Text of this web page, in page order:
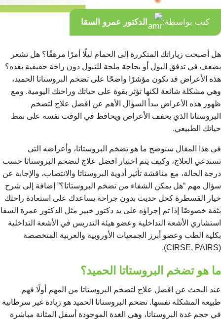
كتب بواسطة: الدكتور عمرو السقا
هل أصبحت زياراتك المتكررة إلى الحمام ليلًا أمرًا مرهقًا؟ هل تشعر
بضعف في تدفق البول أو بحاجة ملحة للتبول دون راحة حقيقية بعده؟
هذه الأعراض قد تكون مؤشرًا واضحًا على تضخم البروستاتا الحميد،
وهي مشكلة شائعة لكنها تؤثر بقوة على حياتك وراحتك اليومية. ومع
ظهور هذه الأعراض يبدأ السؤال الأهم عن افضل علاج لتضخم
البروستاتا الذي يخفف الأعراض ويحافظ في الوقت نفسه على نمط
حياتك الطبيعي.
في هذا المقال سنوضح ما هو تضخم البروستاتا، وأعراضه التي
تستدعي العلاج، وكيف يتم اختيار افضل علاج لتضخم البروستاتا حسب
درجة الحالة، مع مناقشة تأثير أدوية البروستاتا والانتصاب، والإجابة عن
سؤال مهم “هل يمكن الشفاء من تضخم البروستاتا؟” إضافة إلى شرح
خيار القسطرة كحل حديث بدون جراحة يساعدك على استعادة راحتك
بثقة خصوصًا إذا تم إجراؤه على يد دكتور خبير مثل الدكتور عمرة السقا
استشاري الأشعة التداخلية وعضو هيئة التدريس في الأشعة التداخلية
بكلية الطب وعضو أبرز الجمعيات الأوروبية والعربية المتخصصة
(CIRSE, PAIRS).
ما هو تضخم البروستاتا الحميد؟
عند البحث عن افضل علاج لتضخم البروستاتا من المهم أولًا فهم
طبيعة المشكلة نفسها. تضخم البروستاتا الحميد هو زيادة غير سرطانية
في حجم غدة البروستاتا، وهي الغدة الموجودة أسفل المثانة مباشرة